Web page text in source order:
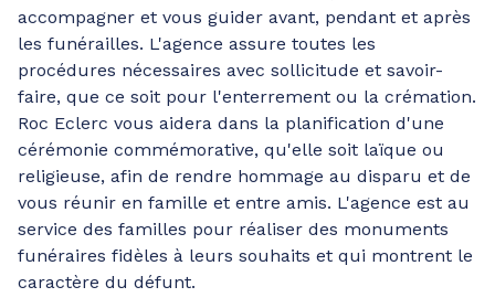
accompagner et vous guider avant, pendant et après
les funérailles. L'agence assure toutes les
procédures nécessaires avec sollicitude et savoir-
faire, que ce soit pour l'enterrement ou la crémation.
Roc Eclerc vous aidera dans la planification d'une
cérémonie commémorative, qu'elle soit laïque ou
religieuse, afin de rendre hommage au disparu et de
vous réunir en famille et entre amis. L'agence est au
service des familles pour réaliser des monuments
funéraires fidèles à leurs souhaits et qui montrent le
caractère du défunt.